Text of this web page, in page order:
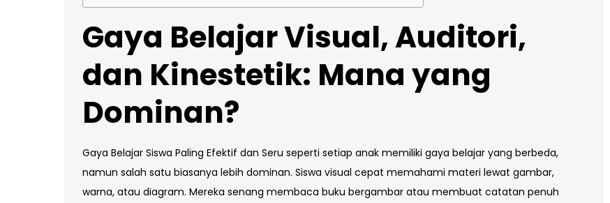
Gaya Belajar Visual, Auditori,
dan Kinestetik: Mana yang
Dominan?
Gaya Belajar Siswa Paling Efektif dan Seru seperti setiap anak memiliki gaya belajar yang berbeda,
namun salah satu biasanya lebih dominan. Siswa visual cepat memahami materi lewat gambar,
warna, atau diagram. Mereka senang membaca buku bergambar atau membuat catatan penuh